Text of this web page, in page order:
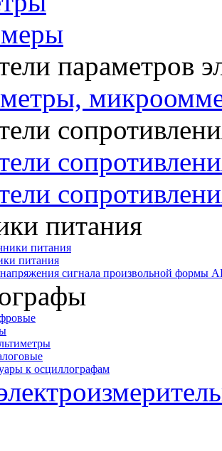
параметров
питания
питания
питания
сигнала произвольной формы
к осциллографам